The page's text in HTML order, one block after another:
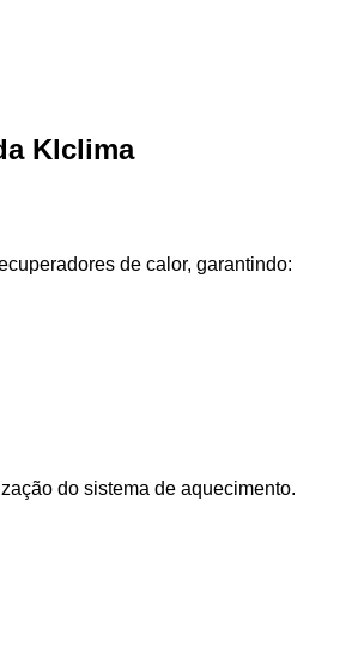
Klclima
de calor, garantindo:
do sistema de aquecimento.